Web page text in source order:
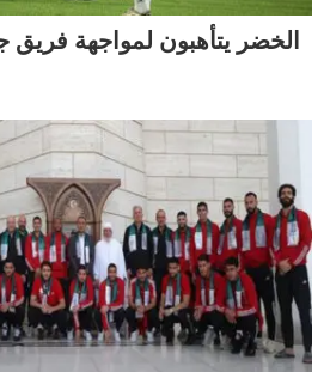
الخضر يتأهبون لمواجهة فريق